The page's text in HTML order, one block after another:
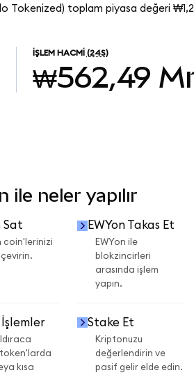
Tokenized) toplam piyasa değeri
İŞLEM HACMI (24S)
₩562,49
neler yapılır
Sat
coin'lerinizi
EWYon Takas Et
EWYon ile
blokzincirleri
arasında işlem
yapın.
kısa
Stake Et
Kriptonuzu
değerlendirin ve
pasif gelir elde edin.